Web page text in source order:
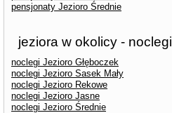
pensjonaty Jezioro Średnie
jeziora w okolicy - noclegi
noclegi Jezioro Głęboczek
noclegi Jezioro Sasek Mały
noclegi Jezioro Rekowe
noclegi Jezioro Jasne
noclegi Jezioro Średnie